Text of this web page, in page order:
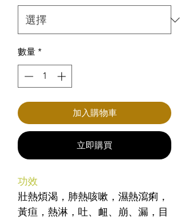
數量 *
加入購物車
立即購買
功效
壯熱煩渴，肺熱咳嗽，濕熱瀉痢，
黃疸，熱淋，吐、衄、崩、漏，目